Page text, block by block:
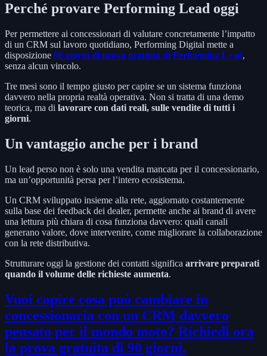
Perché provare Performing Lead oggi
Per permettere ai concessionari di valutare concretamente l’impatto
di un CRM sul lavoro quotidiano, Performing Digital mette a
disposizione 90 giorni di prova gratuita di Performing Lead,
senza alcun vincolo.
Tre mesi sono il tempo giusto per capire se un sistema funziona
davvero nella propria realtà operativa. Non si tratta di una demo
teorica, ma di lavorare con dati reali, sulle vendite di tutti i
giorni.
Un vantaggio anche per i brand
Un lead perso non è solo una vendita mancata per il concessionario,
ma un’opportunità persa per l’intero ecosistema.
Un CRM sviluppato insieme alla rete, aggiornato costantemente
sulla base dei feedback dei dealer, permette anche ai brand di avere
una lettura più chiara di cosa funziona davvero: quali canali
generano valore, dove intervenire, come migliorare la collaborazione
con la rete distributiva.
Strutturare oggi la gestione dei contatti significa arrivare preparati
quando il volume delle richieste aumenta.
Vuoi capire cosa può cambiare in
concessionaria con un CRM davvero
pensato per il mondo moto? Richiedi ora
la prova gratuita di 90 giorni.